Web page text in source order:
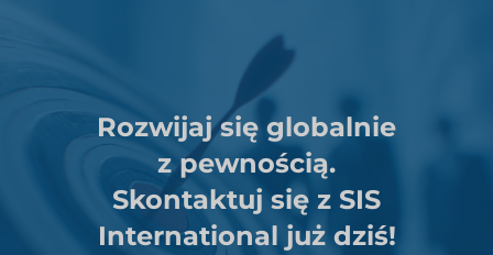
Rozwijaj się globalnie
z pewnością.
Skontaktuj się z SIS
International już dziś!